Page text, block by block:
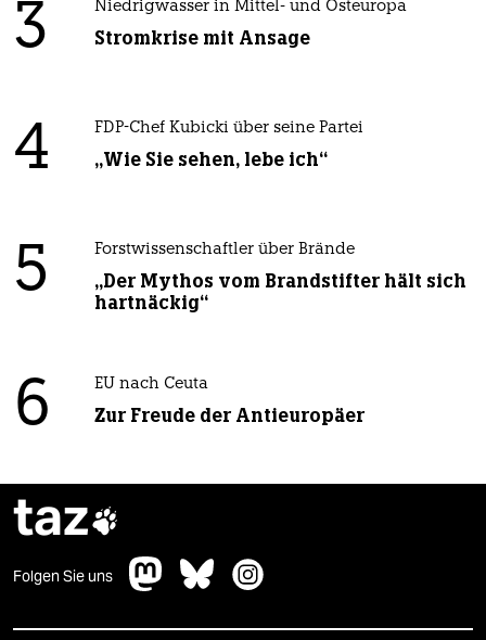
3 Niedrigwasser in Mittel- und Osteuropa
Stromkrise mit Ansage
4 FDP-Chef Kubicki über seine Partei
„Wie Sie sehen, lebe ich“
5 Forstwissenschaftler über Brände
„Der Mythos vom Brandstifter hält sich
hartnäckig“
6 EU nach Ceuta
Zur Freude der Antieuropäer
taz
Folgen Sie uns